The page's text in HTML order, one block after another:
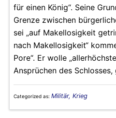
für einen König“. Seine
Grenze zwischen
sei „auf Makellosigkeit
nach Makellosigkeit“
Pore“. Er wolle
Ansprüchen des Schlosses,
Categorized as: Militär, Krieg